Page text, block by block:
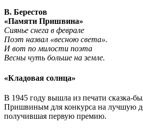
В. Берестов
«Памяти Пришвина»
Сиянье снега в феврале
Поэт назвал «весною света».
И вот по милости поэта
Весны чуть больше на земле.
«Кладовая солнца»
В 1945 году вышла из печати сказка-
Пришвиным для конкурса на лучшую
получившая первую премию.